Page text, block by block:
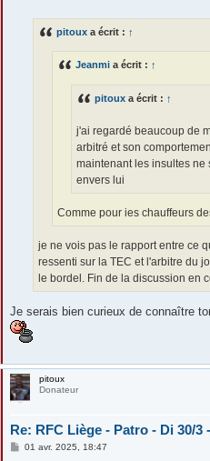
pitoux a écrit : ↑
Jeanmi a écrit : ↑
pitoux a écrit : ↑
j'ai regardé beaucoup de
arbitré et son
maintenant les insultes
envers lui
Comme pour ies chauffeurs
je ne vois pas le rapport entre ce
ressenti sur la TEC et l'arbitre du
le bordel. Fin de la discussion en
Je serais bien curieux de connaître
pitoux
Donateur
Re: RFC Liège - Patro - Di 30/3
M01 avr. 2025, 18:47